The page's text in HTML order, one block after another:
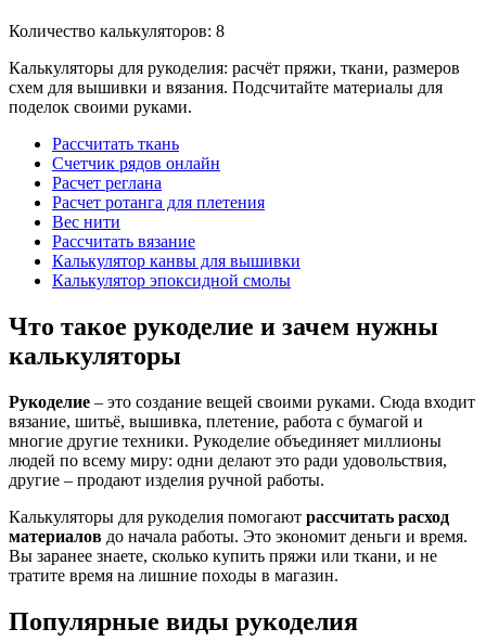
Количество калькуляторов: 8
Калькуляторы для рукоделия: расчёт пряжи, ткани, размеров
схем для вышивки и вязания. Подсчитайте материалы для
поделок своими руками.
Рассчитать ткань
Счетчик рядов онлайн
Расчет реглана
Расчет ротанга для плетения
Вес нити
Рассчитать вязание
Калькулятор канвы для вышивки
Калькулятор эпоксидной смолы
Что такое рукоделие и зачем нужны
калькуляторы
Рукоделие – это создание вещей своими руками. Сюда входит
вязание, шитьё, вышивка, плетение, работа с бумагой и
многие другие техники. Рукоделие объединяет миллионы
людей по всему миру: одни делают это ради удовольствия,
другие – продают изделия ручной работы.
Калькуляторы для рукоделия помогают рассчитать расход
материалов до начала работы. Это экономит деньги и время.
Вы заранее знаете, сколько купить пряжи или ткани, и не
тратите время на лишние походы в магазин.
Популярные виды рукоделия